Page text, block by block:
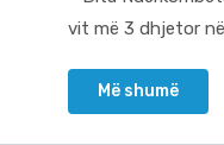
vit më 3 dhjetor
Më shumë